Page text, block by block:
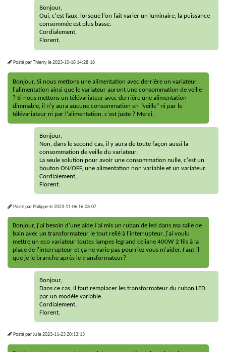
Bonjour,
Oui, c'est faux, lorsque l'on fait varier un luminaire, la puissance
consommée est plus basse.
Cordialement,
Florent.
Posté parThierryle2023-10-18 14:28:18
Bonjour, Si nous mettons une alimentation avec derrière un variateur,
l'alimentation ainsi que le variateur auront une consommation de veille
? Si nous mettons un télévariateur avec derrière une alimentation
dimmable, il n'y aura aucune consommation en "veille" ni par le
télévariateur ni par l'alimentation, c'est juste ? Merci.
Bonjour,
Non, dans le second cas, il y aura de toute façon aussi la
consommation de veille du variateur.
La seule solution pour avoir une consommation nulle, c'est un
bouton ON/OFF, une alimentation non variable et un variateur.
Cordialement,
Florent.
Posté parPhilippe le2023-11-06 16:08:07
Bonjour, j'ai besoin d'une aide J'ai mis un ruban de led dans ma salle de
bain avec un transformateur le tout relié à l'interrupteur, j'ai voulu
mettre un eco variateur toutes lampes legrand celiane 400W 2 fils à la
place de l'interrupteur et ça ne varie pas pourriez vous m'aider. Faut-il
que je le branche après le transformateur?
Bonjour,
Dans ce cas, il faut remplacer les transformateur du ruban LED
par un modèle variable.
Cordialement,
Florent.
Posté parJule2023-11-23 20:13:13